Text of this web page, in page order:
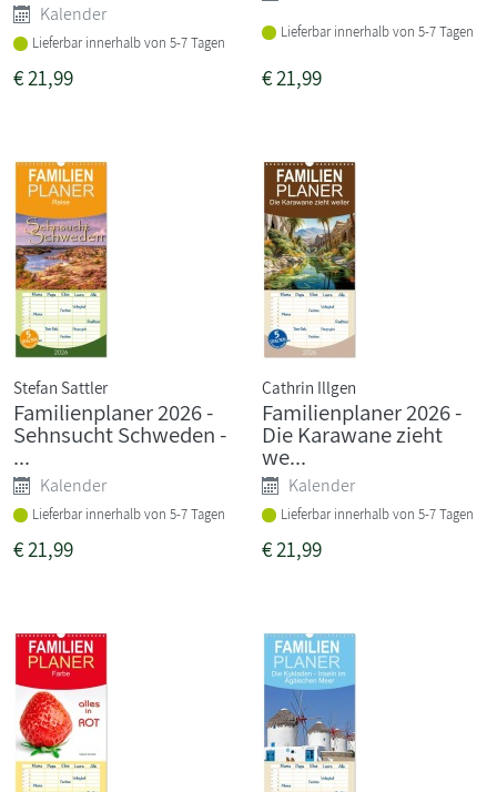
Kalender
Lieferbar innerhalb von 5-7 Tagen
€21,99
Lieferbar innerhalb von 5-7 Tagen
€21,99
Stefan Sattler
Familienplaner 2026 -
Sehnsucht Schweden -
...
Kalender
Lieferbar innerhalb von 5-7 Tagen
€21,99
Cathrin Illgen
Familienplaner 2026 -
Die Karawane zieht
we...
Kalender
Lieferbar innerhalb von 5-7 Tagen
€21,99